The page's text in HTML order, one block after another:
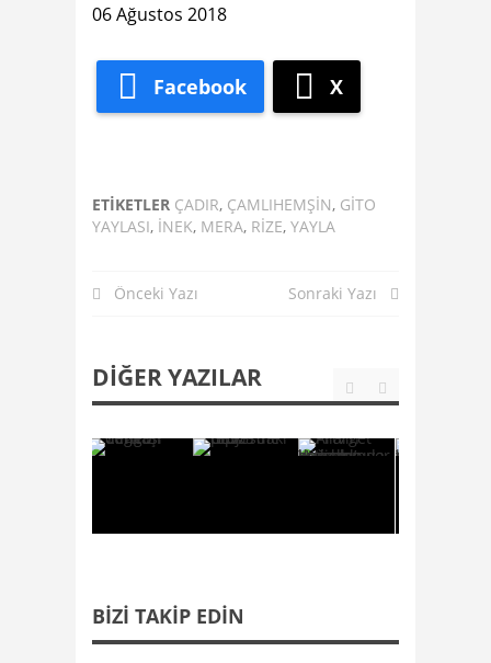
06 Ağustos 2018
Facebook X
ETIKETLER ÇADIR, ÇAMLIHEMŞIN, GITO
YAYLASI, INEK, MERA, RIZE, YAYLA
Önceki Yazı Sonraki Yazı
DIĞER YAZILAR
BIZI TAKIP EDIN